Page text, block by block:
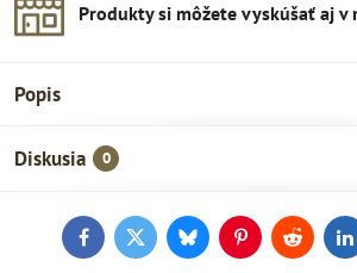
Produkty si môžete vyskúšať aj v
Popis
Diskusia 0
FacebookTwitterBlueskyPinterestReddit